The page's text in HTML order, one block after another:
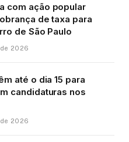
com ação popular
de taxa para
de São Paulo
2026
até o dia 15 para
candidaturas nos
2026